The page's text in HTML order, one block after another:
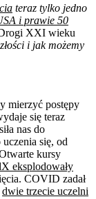
teraz tylko jedno
i prawie 50
XXI wieku
i jak możemy
mierzyć postępy
się teraz
nas do
się, od
kursy
eksplodowały
COVID zadał
dwie trzecie uczelni